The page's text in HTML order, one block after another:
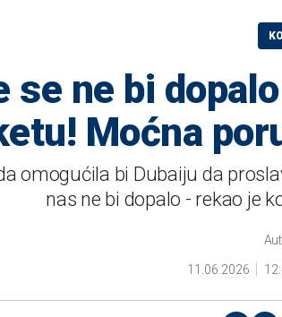
se ne bi
Moćna
omogućila bi Dubaiju da
nas ne bi dopalo - rekao je
11.06.2026